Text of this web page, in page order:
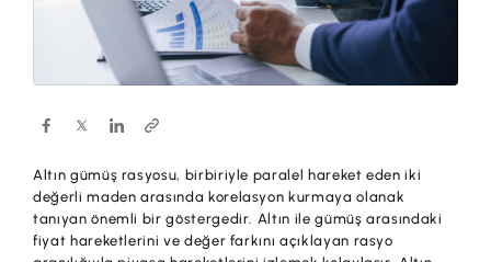
Hesaplar
Sigorta ve Emeklilik
Ödemeler ve Hizmetler
ÜRÜN VE HİZMETLERİMİZ
Finansmanlar
Ticari Kartlar
Ürün ve Hizmet Ücretleri
Altın gümüş rasyosu, birbiriyle paralel hareket eden iki
değerli maden arasında korelasyon kurmaya olanak
tanıyan önemli bir göstergedir. Altın ile gümüş arasındaki
fiyat hareketlerini ve değer farkını açıklayan rasyo